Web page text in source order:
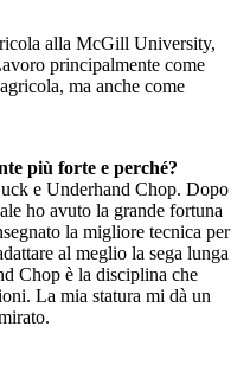
alla McGill University,
principalmente come
ma anche come
più forte e perché?
e Underhand Chop. Dopo
ho avuto la grande fortuna
la migliore tecnica per
al meglio la sega lunga
Chop è la disciplina che
La mia statura mi dà un